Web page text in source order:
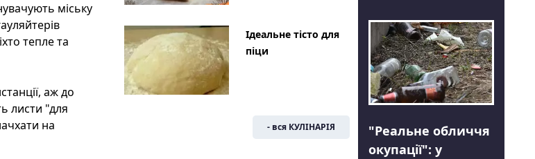
міську
тепле та
аж до
листи "для
на
Ідеальне тісто для
піци
- вся КУЛІНАРІЯ
"Реальне обличчя
окупації": у